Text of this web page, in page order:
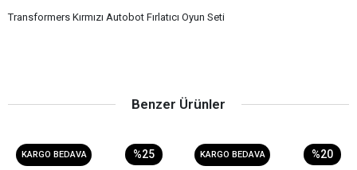
Transformers Kırmızı Autobot Fırlatıcı Oyun Seti
Benzer Ürünler
KARGO BEDAVA %25 KARGO BEDAVA %20